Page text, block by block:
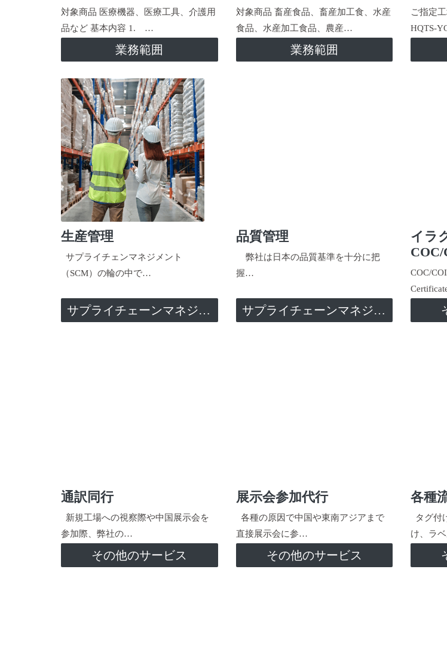
対象商品 医療機器、医療工具、介護用
品など 基本内容 1. …
業務範囲
対象商品 畜産食品、畜産加工食、水産
食品、水産加工食品、農産…
業務範囲
ご指定
HQTS-
生産管理
サプライチェンマネジメント
（SCM）の輪の中で…
サプライチェーンマネジメント
品質管理
弊社は日本の品質基準を十分に把
握…
サプライチェーンマネジメント
イラ
COC/
通訳同行
新規工場への視察際や中国展示会を
参加際、弊社の…
その他のサービス
展示会参加代行
各種の原因で中国や東南アジアまで
直接展示会に参…
その他のサービス
各種
タグ付
け、ラ